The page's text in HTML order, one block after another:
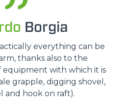
Borgia
everything can be
thanks also to the
equipment with which it is
grapple, digging shovel,
and hook on raft).